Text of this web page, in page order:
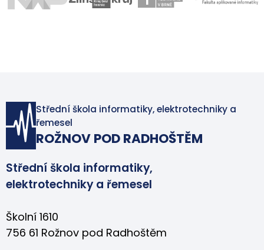
Střední škola informatiky, elektrotechniky a
řemesel
ROŽNOV POD RADHOŠTĚM
Střední škola informatiky,
elektrotechniky a řemesel
Školní 1610
756 61 Rožnov pod Radhoštěm